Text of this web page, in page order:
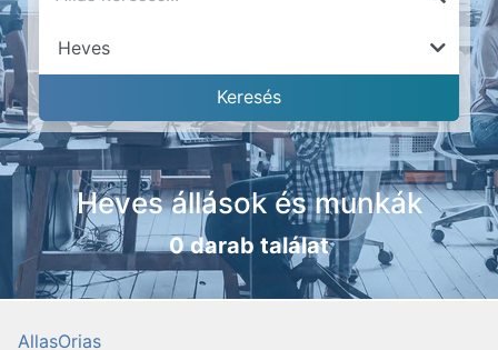
Heves állások és munkák
0 darab találat
AllasOrias